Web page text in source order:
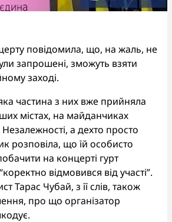
повідомила, що, на жаль, не
запрошені, зможуть взяти
заході.
частина з них вже прийняла
містах, на майданчиках
а дехто просто
розповіла, що їй особисто
на концерті гурт
відмовився від участі”.
Тарас Чубай, з її слів, також
про що організатор